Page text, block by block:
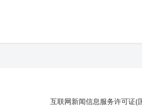
互联网新闻信息服务许可证(